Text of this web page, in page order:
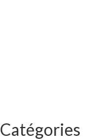
Catégories